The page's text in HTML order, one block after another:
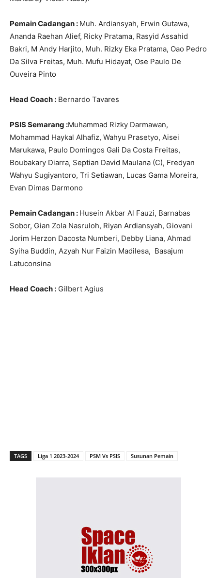
Pemain Cadangan : Muh. Ardiansyah, Erwin Gutawa,
Ananda Raehan Alief, Ricky Pratama, Rasyid Assahid
Bakri, M Andy Harjito, Muh. Rizky Eka Pratama, Oao Pedro
Da Silva Freitas, Muh. Mufu Hidayat, Ose Paulo De
Ouveira Pinto
Head Coach : Bernardo Tavares
PSIS Semarang :Muhammad Rizky Darmawan,
Mohammad Haykal Alhafiz, Wahyu Prasetyo, Aisei
Marukawa, Paulo Domingos Gali Da Costa Freitas,
Boubakary Diarra, Septian David Maulana (C), Fredyan
Wahyu Sugiyantoro, Tri Setiawan, Lucas Gama Moreira,
Evan Dimas Darmono
Pemain Cadangan : Husein Akbar Al Fauzi, Barnabas
Sobor, Gian Zola Nasruloh, Riyan Ardiansyah, Giovani
Jorim Herzon Dacosta Numberi, Debby Liana, Ahmad
Syiha Buddin, Azyah Nur Faizin Madilesa, Basajum
Latuconsina
Head Coach : Gilbert Agius
TAGS Liga 1 2023-2024 PSM Vs PSIS Susunan Pemain